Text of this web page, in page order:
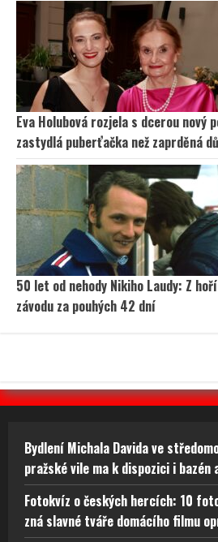
Eva Holubová rozjela s dcerou nový
zastydlá puberťačka než zaprděná
50 let od nehody Nikiho Laudy: Z
závodu za pouhých 42 dní
Bydlení Michala Davida ve
pražské vile ma k dispozici i
Fotokvíz o českých hercích: 10
zná slavné tváře domácího filmu